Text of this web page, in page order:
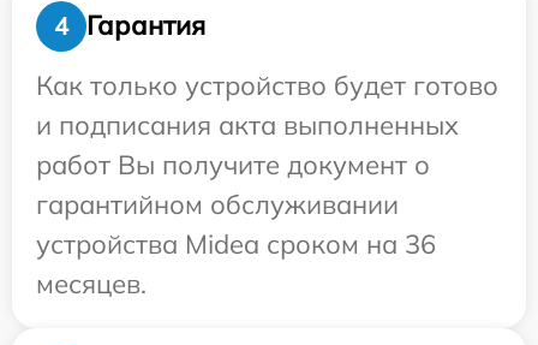
4
Гарантия
Как только устройство будет готово
и подписания акта выполненных
работ Вы получите документ о
гарантийном обслуживании
устройства Midea сроком на 36
месяцев.